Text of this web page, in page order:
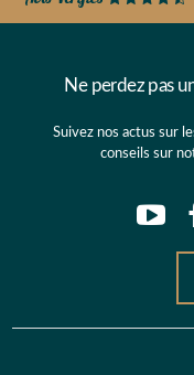
Ne perdez pas
Suivez nos actus sur
conseils sur